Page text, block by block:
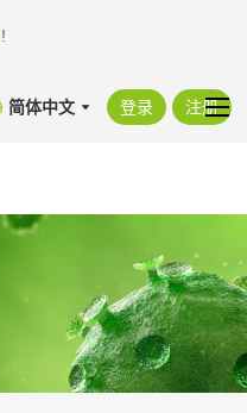
!
简体中文 登录 注册